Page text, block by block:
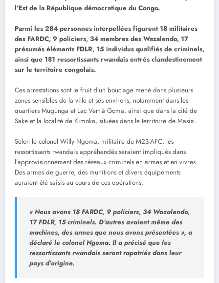
l’Est de la République démocratique du Congo.
Parmi les 284 personnes interpellées figurent 18 militaires
des FARDC, 9 policiers, 34 membres des Wazalendo, 17
présumés éléments FDLR, 15 individus qualifiés de criminels,
ainsi que 181 ressortissants rwandais entrés clandestinement
sur le territoire congolais.
Ces arrestations sont le fruit d’un bouclage mené dans plusieurs
zones sensibles de la ville et ses environs, notamment dans les
quartiers Mugunga et Lac Vert à Goma, ainsi que dans la cité de
Sake et la localité de Kimoka, situées dans le territoire de Masisi.
Selon le colonel Willy Ngoma, militaire du M23-AFC, les
ressortissants rwandais appréhendés seraient impliqués dans
l’approvisionnement des réseaux criminels en armes et en vivres.
Des armes de guerre, des munitions et divers équipements
auraient été saisis au cours de ces opérations.
« Nous avons 18 FARDC, 9 policiers, 34 Wazalendo,
17 FDLR, 15 criminels. D’autres avaient même des
machines, des armes que nous avons présentées », a
déclaré le colonel Ngoma. Il a précisé que les
ressortissants rwandais seront rapatriés dans leur
pays d’origine.